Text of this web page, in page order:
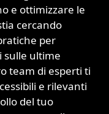
e ottimizzare le
cercando
per
sulle ultime
team di esperti ti
e rilevanti
del tuo